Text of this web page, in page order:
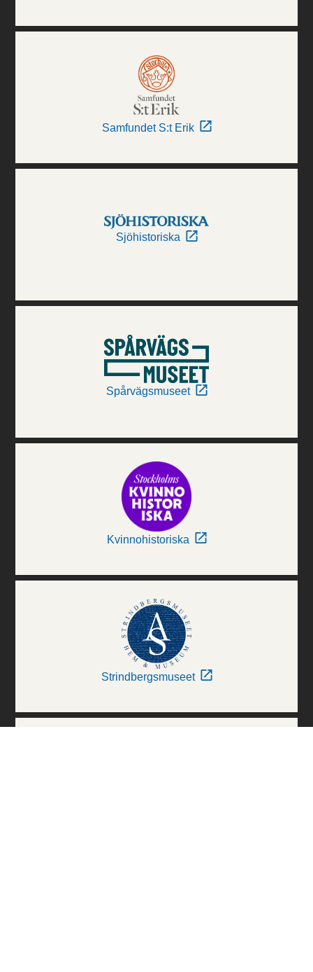
Samfundet S:t Erik
Sjöhistoriska
Spårvägsmuseet
Kvinnohistoriska
Strindbergsmuseet